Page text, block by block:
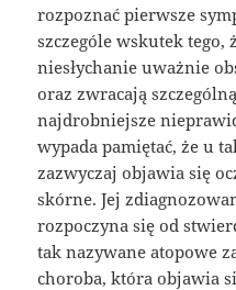
rozpoznać pierwsze
szczególe wskutek tego,
niesłychanie uważnie
oraz zwracają
najdrobniejsze
wypada pamiętać, że u
zazwyczaj objawia się
skórne. Jej
rozpoczyna się od
tak nazywane atopowe
choroba, która objawia